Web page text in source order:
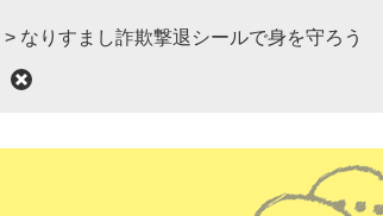
> なりすまし詐欺撃退シールで身を守ろう